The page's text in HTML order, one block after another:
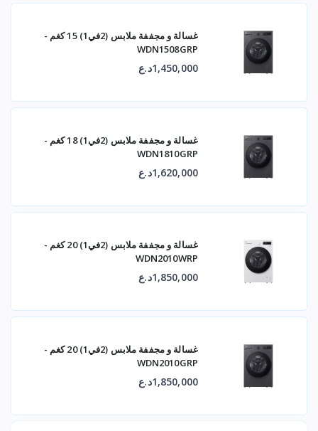
غسالة و مجففة ملابس (2في1) 15 كغم -
WDN1508GRP
1,450,000د.ع
غسالة و مجففة ملابس (2في1) 18 كغم -
WDN1810GRP
1,620,000د.ع
غسالة و مجففة ملابس (2في1) 20 كغم -
WDN2010WRP
1,850,000د.ع
غسالة و مجففة ملابس (2في1) 20 كغم -
WDN2010GRP
1,850,000د.ع